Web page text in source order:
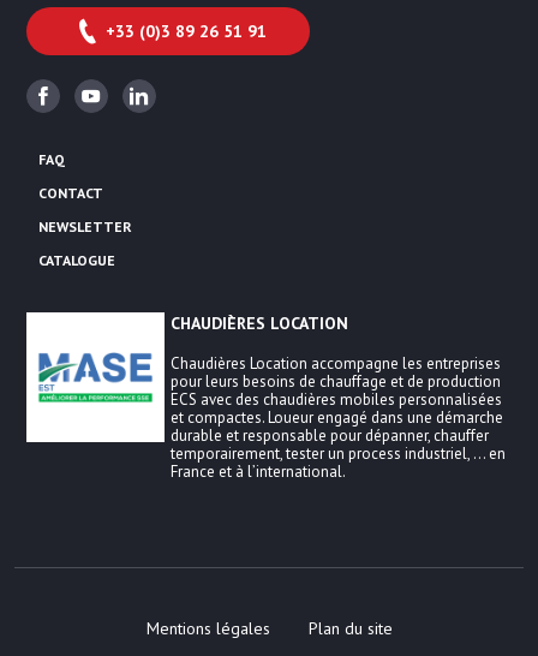
+33 (0)3 89 26 51 91
FacebookYoutubeLinkedin
FAQ
CONTACT
NEWSLETTER
CATALOGUE
CHAUDIÈRES LOCATION
Chaudières Location accompagne les entreprises
pour leurs besoins de chauffage et de production
ECS avec des chaudières mobiles personnalisées
et compactes. Loueur engagé dans une démarche
durable et responsable pour dépanner, chauffer
temporairement, tester un process industriel, … en
France et à l’international.
Mentions légales Plan du site